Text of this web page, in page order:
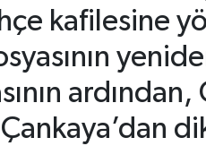
kafilesine